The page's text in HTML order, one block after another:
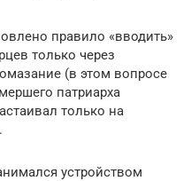
правило «вводить»
только через
(в этом вопросе
патриарха
только на
устройством